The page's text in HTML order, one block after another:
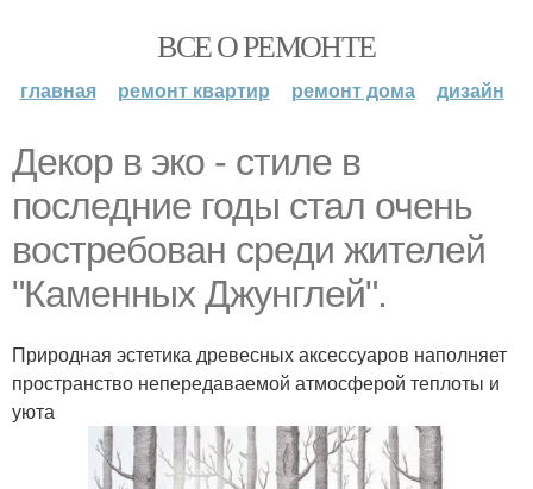
ВСЕ О РЕМОНТЕ
главная ремонт квартир ремонт дома дизайн
Декор в эко - стиле в
последние годы стал очень
востребован среди жителей
"Каменных Джунглей".
Природная эстетика древесных аксессуаров наполняет
пространство непередаваемой атмосферой теплоты и
уюта